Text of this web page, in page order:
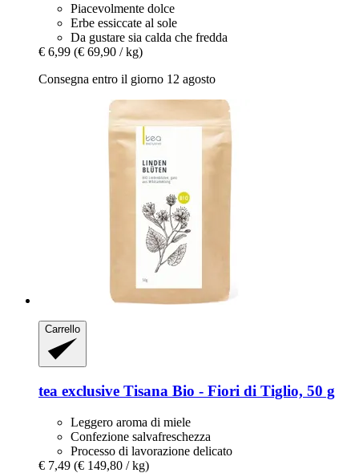
Piacevolmente dolce
Erbe essiccate al sole
Da gustare sia calda che fredda
€ 6,99 (€ 69,90 / kg)
Consegna entro il giorno 12 agosto
Carrello
tea exclusive Tisana Bio -​ Fiori di Tiglio, 50 g
Leggero aroma di miele
Confezione salvafreschezza
Processo di lavorazione delicato
€ 7,49 (€ 149,80 / kg)